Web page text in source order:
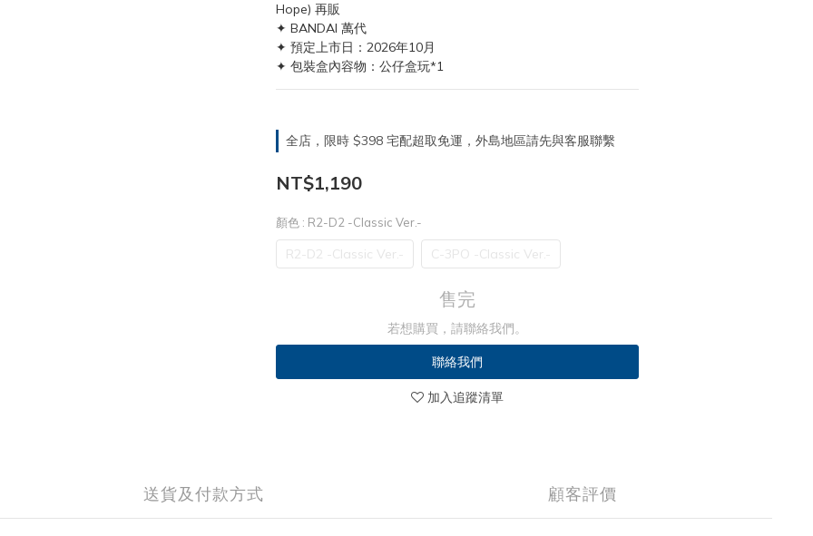
Hope) 再販
✦ BANDAI 萬代
✦ 預定上市日：2026年10月
✦ 包裝盒內容物：公仔盒玩*1
全店，限時 $398 宅配超取免運，外島地區請先與客服聯繫
NT$1,190
顏色 : R2-D2 -Classic Ver.-
R2-D2 -Classic Ver.- C-3PO -Classic Ver.-
售完
若想購買，請聯絡我們。
聯絡我們
加入追蹤清單
送貨及付款方式 顧客評價